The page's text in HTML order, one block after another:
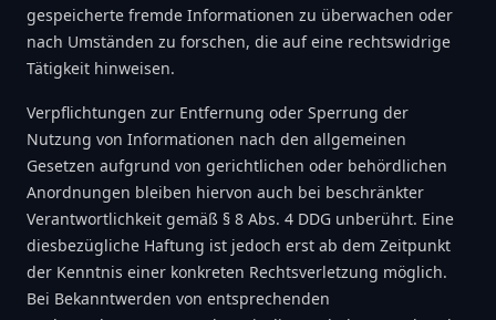
gespeicherte fremde Informationen zu überwachen oder
nach Umständen zu forschen, die auf eine rechtswidrige
Tätigkeit hinweisen.
Verpflichtungen zur Entfernung oder Sperrung der
Nutzung von Informationen nach den allgemeinen
Gesetzen aufgrund von gerichtlichen oder behördlichen
Anordnungen bleiben hiervon auch bei beschränkter
Verantwortlichkeit gemäß § 8 Abs. 4 DDG unberührt. Eine
diesbezügliche Haftung ist jedoch erst ab dem Zeitpunkt
der Kenntnis einer konkreten Rechtsverletzung möglich.
Bei Bekanntwerden von entsprechenden